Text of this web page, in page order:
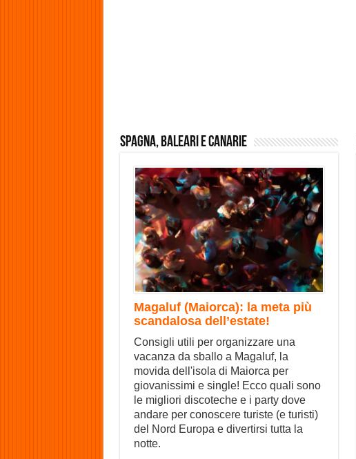
Spagna, Baleari e Canarie
Magaluf (Maiorca): la meta più
scandalosa dell’estate!
Consigli utili per organizzare una
vacanza da sballo a Magaluf, la
movida dell'isola di Maiorca per
giovanissimi e single! Ecco quali sono
le migliori discoteche e i party dove
andare per conoscere turiste (e turisti)
del Nord Europa e divertirsi tutta la
notte.